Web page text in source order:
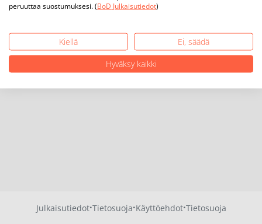
Julkaisutiedot·Tietosuoja·Käyttöehdot·Tietosuoja
peruuttaa suostumuksesi. (BoD Julkaisutiedot)
Kiellä
Ei, säädä
Hyväksy kaikki